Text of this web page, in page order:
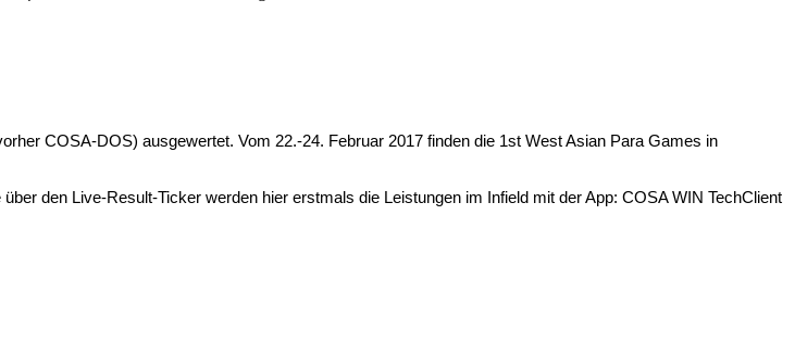
COSA-DOS) ausgewertet. Vom 22.-24. Februar 2017 finden die 1st West Asian Para Games in
den Live-Result-Ticker werden hier erstmals die Leistungen im Infield mit der App: COSA WIN TechClient